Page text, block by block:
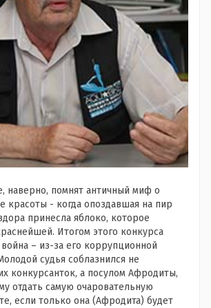
наверно, помнят античный миф о
красоты - когда опоздавшая на пир
принесла яблоко, которое
Итогом этого конкурса
война – из-за его коррупционной
судья соблазнился не
конкурсанток, а посулом Афродиты,
отдать самую очаровательную
если только она (Афродита) будет